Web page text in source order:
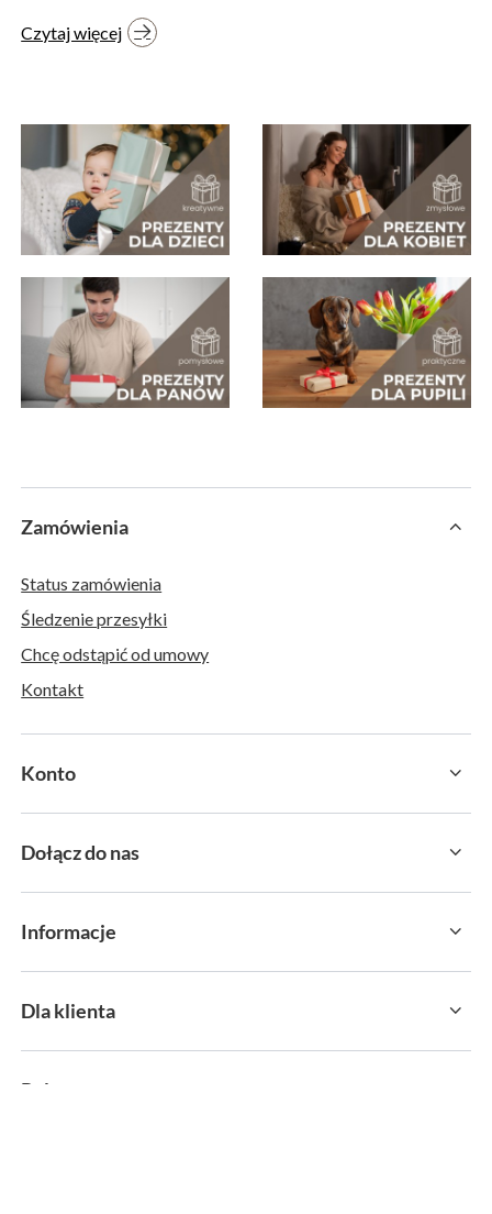
Czytaj więcej
Zamówienia
Status zamówienia
Śledzenie przesyłki
Chcę odstąpić od umowy
Kontakt
Konto
Dołącz do nas
Informacje
Dla klienta
Polecamy